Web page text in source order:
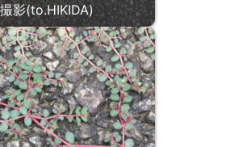
影(to.HIKIDA)